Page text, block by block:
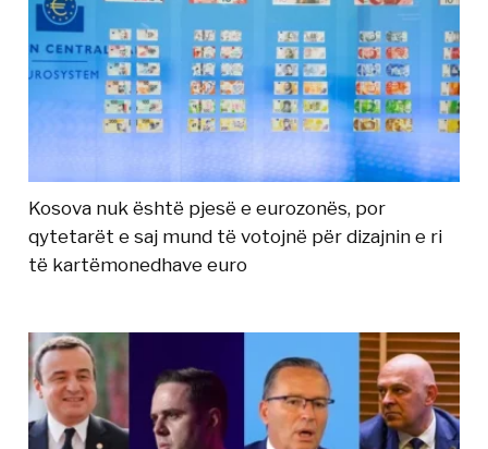
Kosova nuk është pjesë e eurozonës, por
qytetarët e saj mund të votojnë për dizajnin e ri
të kartëmonedhave euro